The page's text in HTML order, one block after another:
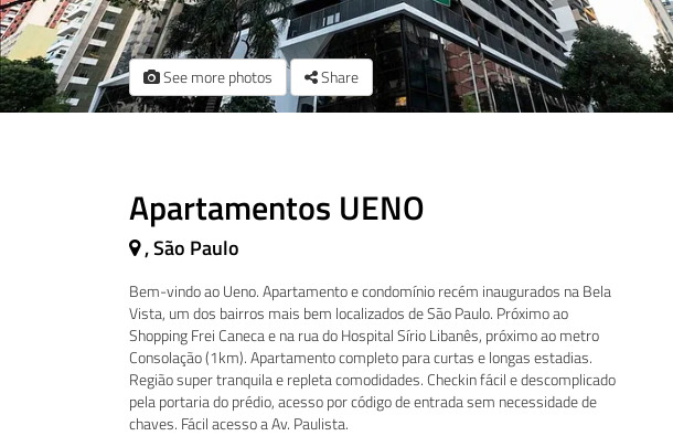
See more photos Share
Apartamentos UENO
, São Paulo
Bem-vindo ao Ueno. Apartamento e condomínio recém inaugurados na Bela
Vista, um dos bairros mais bem localizados de São Paulo. Próximo ao
Shopping Frei Caneca e na rua do Hospital Sírio Libanês, próximo ao metro
Consolação (1km). Apartamento completo para curtas e longas estadias.
Região super tranquila e repleta comodidades. Checkin fácil e descomplicado
pela portaria do prédio, acesso por código de entrada sem necessidade de
chaves. Fácil acesso a Av. Paulista.